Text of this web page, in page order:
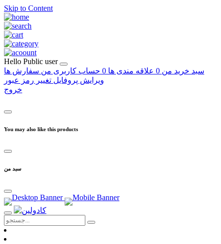
Skip to Content
Hello Public user
سبد خرید من 0 علاقه مندی ها 0 حساب کاربری من سفارش ها
ویرایش پروفایل تغییر رمز عبور
خروج
You may also like this products
سبد من